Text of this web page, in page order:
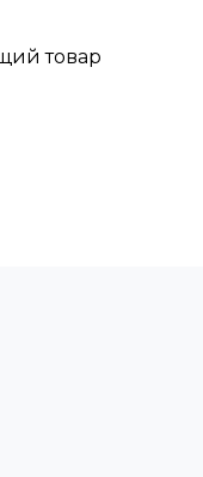
товар